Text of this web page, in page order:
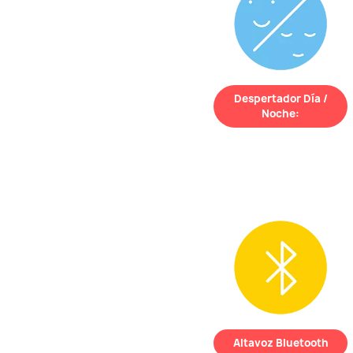
Despertador Día /
Noche:
El
rostro de REMI
ayuda a tu hijo a
saber cuándo es
hora de dormiro
levantarse
un vistazo.
Altavoz Bluetooth